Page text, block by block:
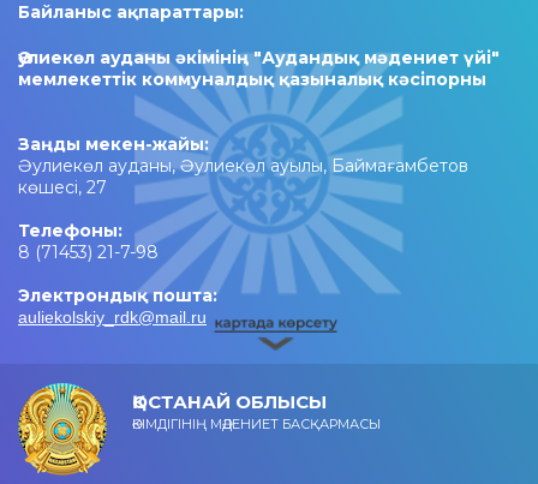
Байланыс ақпараттары:
Әулиекөл ауданы әкімінің "Аудандық мәдениет үйі"
мемлекеттік коммуналдық қазыналық кәсіпорны
Заңды мекен-жайы:
Әулиекөл ауданы, Әулиекөл ауылы, Баймағамбетов
көшесі, 27
Телефоны:
8 (71453) 21-7-98
Электрондық пошта:
auliekolskiy_rdk@mail.ru
ҚОСТАНАЙ ОБЛЫСЫ
ӘКІМДІГІНІҢ МӘДЕНИЕТ БАСҚАРМАСЫ